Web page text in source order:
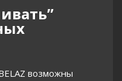
возможны